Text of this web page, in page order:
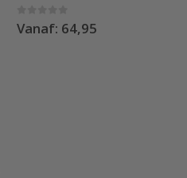
0 out of 5
Vanaf: 64,95